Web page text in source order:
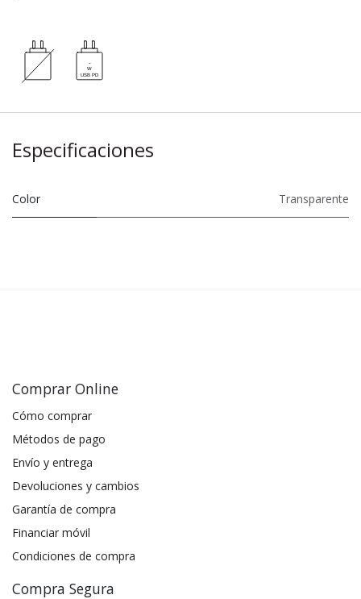
Especificaciones
Color Transparente
Comprar Online
Cómo comprar
Métodos de pago
Envío y entrega
Devoluciones y cambios
Garantía de compra
Financiar móvil
Condiciones de compra
Compra Segura